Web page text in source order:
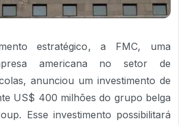
estratégico, a FMC, uma
americana no setor de
anunciou um investimento de
US$ 400 milhões do grupo belga
Esse investimento possibilitará